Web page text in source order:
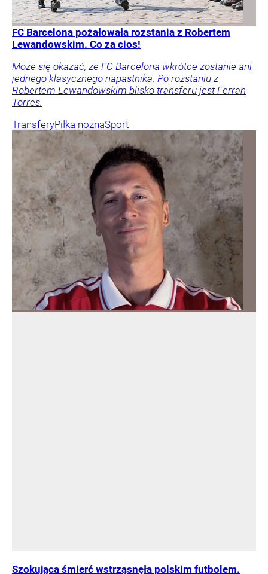
FC Barcelona pożałowała rozstania z Robertem
Lewandowskim. Co za cios!
Może się okazać, że FC Barcelona wkrótce zostanie ani
jednego klasycznego napastnika. Po rozstaniu z
Robertem Lewandowskim blisko transferu jest Ferran
Torres.
TransferyPiłka nożnaSport
Szokująca śmierć wstrząsnęła polskim futbolem.